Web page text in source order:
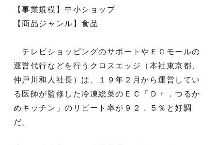
【事業規模】中小ショップ
【商品ジャンル】食品
テレビショッピングのサポートやＥＣモールの
運営代行などを行うクロスエッジ（本社東京都、
仲戸川和人社長）は、１９年２月から運営してい
る医師が監修した冷凍総菜のＥＣ「Ｄｒ．つるか
めキッチン」のリピート率が９２．５％と好調
だ。